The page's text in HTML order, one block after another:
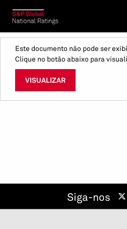
Este documento não pode ser
Clique no botão abaixo para
VISUALIZAR
Siga-nos